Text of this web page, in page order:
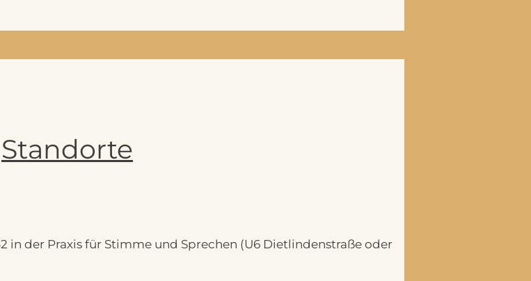
Standorte
in der Praxis für Stimme und Sprechen (U6 Dietlindenstraße oder